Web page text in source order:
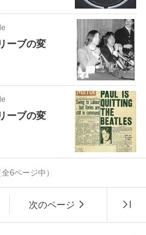
ーブの変
ーブの変
6ページ中）
次のページ